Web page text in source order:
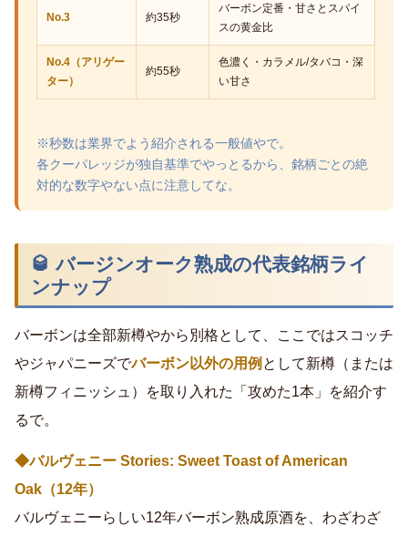
No.3 約35秒
バーボン定番・甘さとスパイ
スの黄金比
No.4（アリゲー
ター）
約55秒
色濃く・カラメル/タバコ・深
い甘さ
※秒数は業界でよう紹介される一般値やで。
各クーパレッジが独自基準でやっとるから、銘柄ごとの絶
対的な数字やない点に注意してな。
🥃 バージンオーク熟成の代表銘柄ライ
ンナップ
バーボンは全部新樽やから別格として、ここではスコッチ
やジャパニーズでバーボン以外の用例 として新樽（または
新樽フィニッシュ）を取り入れた「攻めた1本」を紹介す
るで。
◆バルヴェニー Stories: Sweet Toast of American
Oak（12年）
バルヴェニーらしい12年バーボン熟成原酒を、わざわざ